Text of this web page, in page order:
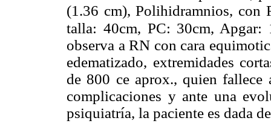
(1.36 cm), Polihidramnios, con
talla: 40cm, PC: 30cm, Apgar:
observa a RN con cara
edematizado, extremidades
de 800 ce aprox., quien
complicaciones y ante una
psiquiatría, la paciente es dada